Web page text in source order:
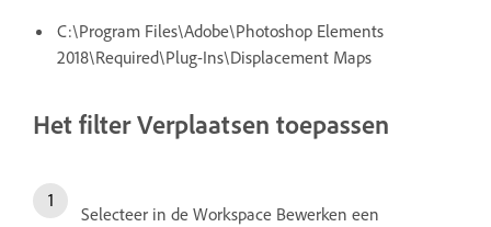
C:\Program Files\Adobe\Photoshop Elements
2018\Required\Plug-Ins\Displacement Maps
Het filter Verplaatsen toepassen
Selecteer in de Workspace Bewerken een